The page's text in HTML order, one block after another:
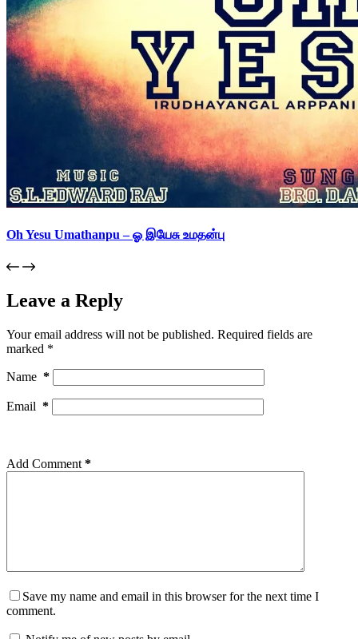
Oh Yesu Umathanpu – ஓ இயேசு உமதன்பு
Leave a Reply
Your email address will not be published. Required fields are
marked *
Name *
Email *
Add Comment *
Save my name and email in this browser for the next time I
comment.